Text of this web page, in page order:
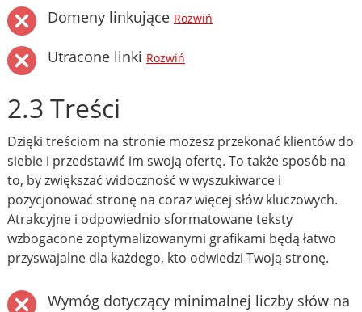
Domeny linkujące Rozwiń
Utracone linki Rozwiń
2.3 Treści
Dzięki treściom na stronie możesz przekonać klientów do
siebie i przedstawić im swoją ofertę. To także sposób na
to, by zwiększać widoczność w wyszukiwarce i
pozycjonować stronę na coraz więcej słów kluczowych.
Atrakcyjne i odpowiednio sformatowane teksty
wzbogacone zoptymalizowanymi grafikami będą łatwo
przyswajalne dla każdego, kto odwiedzi Twoją stronę.
Wymóg dotyczący minimalnej liczby słów na